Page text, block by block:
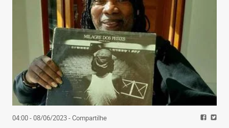
04:00 - 08/06/2023- Compartilhe